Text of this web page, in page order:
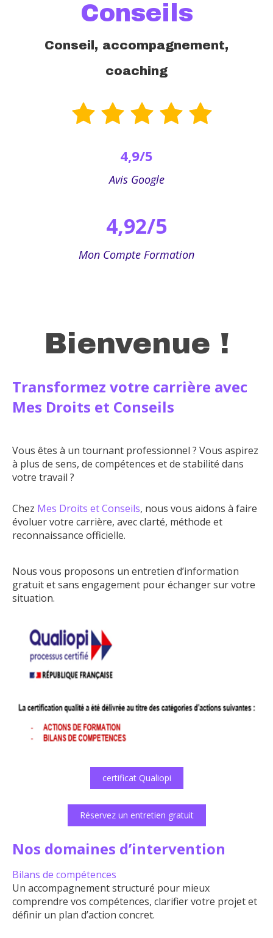
Conseils
Conseil, accompagnement,
coaching
4,9/5
Avis Google
4,92/5
Mon Compte Formation
Bienvenue !
Transformez votre carrière avec
Mes Droits et Conseils
Vous êtes à un tournant professionnel ? Vous aspirez
à plus de sens, de compétences et de stabilité dans
votre travail ?
Chez Mes Droits et Conseils, nous vous aidons à faire
évoluer votre carrière, avec clarté, méthode et
reconnaissance officielle.
Nous vous proposons un entretien d’information
gratuit et sans engagement pour échanger sur votre
situation.
certificat Qualiopi
Réservez un entretien gratuit
Nos domaines d’intervention
Bilans de compétences
Un accompagnement structuré pour mieux
comprendre vos compétences, clarifier votre projet et
définir un plan d’action concret.